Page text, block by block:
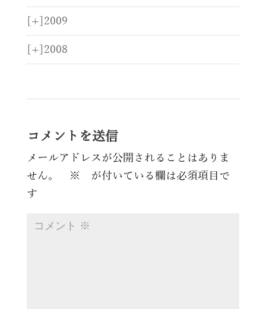
[+] 2009
[+] 2008
コメントを送信
メールアドレスが公開されることはありま
せん。
※ が付いている欄は必須項目で
す